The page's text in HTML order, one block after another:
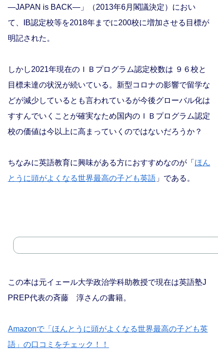
―JAPAN is BACK―」（2013年6月閣議決定）におい
て、IB認定校等を2018年までに200校に増加させる目標が
明記された。
しかし2021年現在のＩＢプログラム認定校数は ９６校と
目標未達の状況が続いている。新型コロナの影響で留学な
どが減少しているとも言われているが今後グローバル化は
すすんでいくことが確実なため国内のＩＢプログラム認定
校の価値は今以上に高まっていくのではないだろうか？
ちなみに英語教育に興味がある方におすすめなのが「 ほん
とうに頭がよくなる世界最高の子ども英語 」である。
この本は元イェール大学政治学科助教授で現在は英語塾J
PREP代表の斉藤 淳さんの書籍。
Amazonで「ほんとうに頭がよくなる世界最高の子ども英
語」の口コミをチェック！！